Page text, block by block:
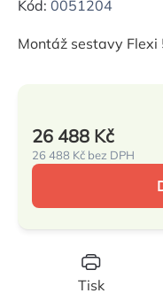
je
hvězdiček.
Kód: 0051204
Montáž sestavy
Tisk
26 488 Kč
26 488 Kč bez DPH
Měrná
cena: